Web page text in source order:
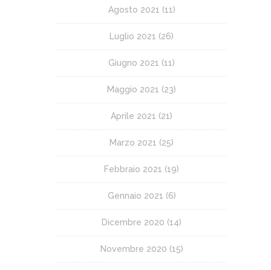
Agosto 2021 (11)
Luglio 2021 (26)
Giugno 2021 (11)
Maggio 2021 (23)
Aprile 2021 (21)
Marzo 2021 (25)
Febbraio 2021 (19)
Gennaio 2021 (6)
Dicembre 2020 (14)
Novembre 2020 (15)